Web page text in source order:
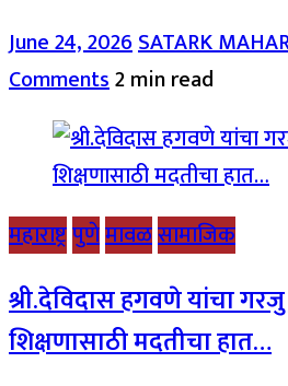
June 24, 2026SATARK
Comments2 min read
महाराष्ट्रपुणेमावळसामाजिक
श्री.देविदास हगवणे यांचा गरजु
शिक्षणासाठी मदतीचा हात…